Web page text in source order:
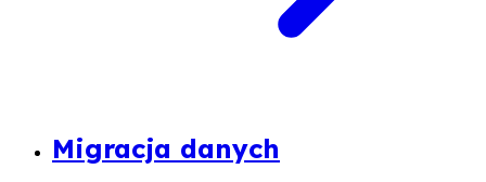
Migracja danych